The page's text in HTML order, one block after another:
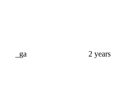
_ga 2 years